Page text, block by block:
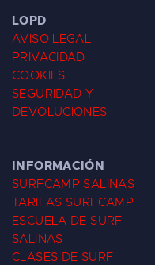
LOPD
AVISO LEGAL
PRIVACIDAD
COOKIES
SEGURIDAD Y
DEVOLUCIONES
INFORMACIÓN
SURFCAMP SALINAS
TARIFAS SURFCAMP
ESCUELA DE SURF
SALINAS
CLASES DE SURF